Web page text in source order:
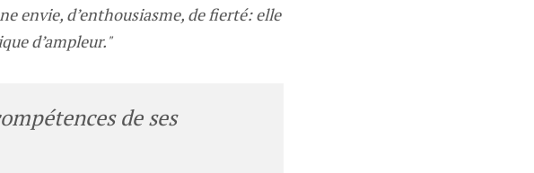
envie, d’enthousiasme, de fierté: elle
d’ampleur."
de ses